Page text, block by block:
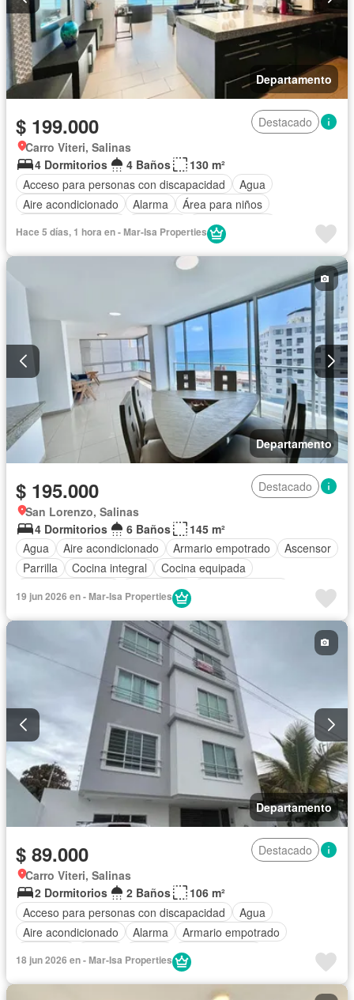
Departamento
$ 199.000
Destacado
Carro Viteri, Salinas
4 Dormitorios
4 Baños
130 m²
Acceso para personas con discapacidad
Agua
Aire acondicionado
Alarma
Área para niños
Cocina integral
Cuarto de servicio
Garita de guardianía
Conserje
Sauna
Vista panorámica
Completamente amoblado
Hace 5 días, 1 hora en - Mar-Isa Properties
Departamento
$ 195.000
Destacado
San Lorenzo, Salinas
4 Dormitorios
6 Baños
145 m²
Agua
Aire acondicionado Armario empotrado
Ascensor
Parrilla
Cocina integral
Cocina equipada
Electricidad
Gimnasio
Garita de guardianía
Conserje Sauna Seguridad
Vista panorámica
Wifi Completamente amoblado
19 jun 2026 en - Mar-Isa Properties
Departamento
$ 89.000
Destacado
Carro Viteri, Salinas
2 Dormitorios
2 Baños
106 m²
Acceso para personas con discapacidad
Agua
Aire acondicionado
Alarma
Armario empotrado
Cocina integral
Cocina equipada
Electricidad
Jacuzzi
Conserje
18 jun 2026 en - Mar-Isa Properties